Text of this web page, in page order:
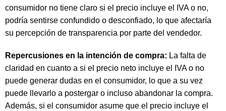
consumidor no tiene claro si el precio incluye el IVA o no,
podría sentirse confundido o desconfiado, lo que afectaría
su percepción de transparencia por parte del vendedor.
Repercusiones en la intención de compra: La falta de
claridad en cuanto a si el precio neto incluye el IVA o no
puede generar dudas en el consumidor, lo que a su vez
puede llevarlo a postergar o incluso abandonar la compra.
Además, si el consumidor asume que el precio incluye el